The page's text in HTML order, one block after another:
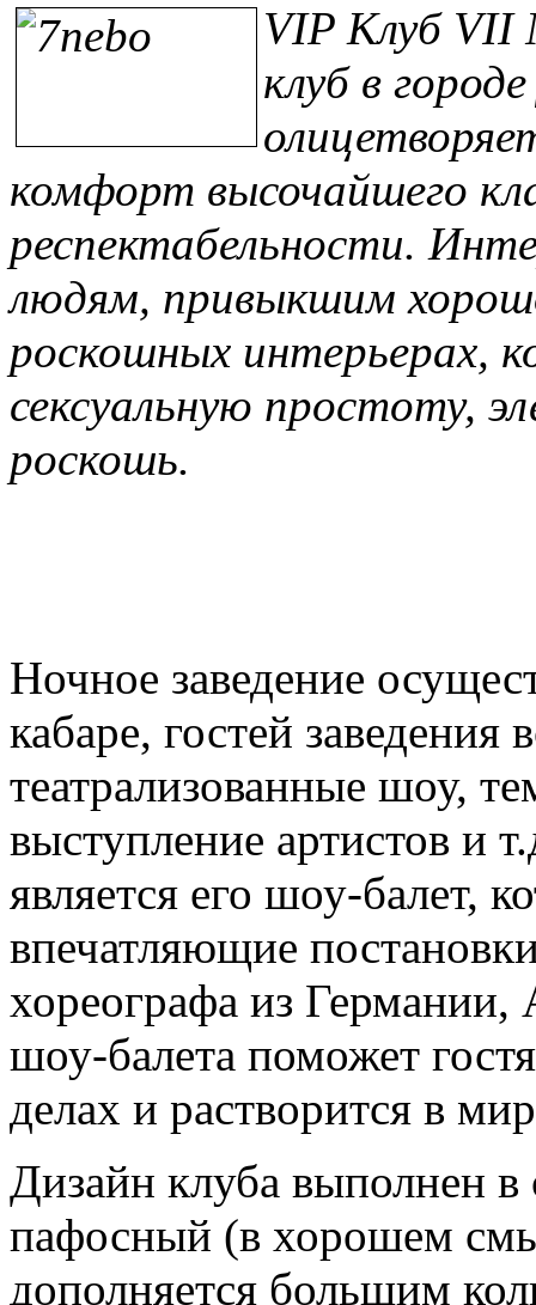
VIP Клуб VII
клуб в
комфорт высочайшего
респектабельности.
людям, привыкшим
роскошных интерьерах,
сексуальную простоту,
роскошь.
Ночное заведение
кабаре, гостей заведения
театрализованные шоу,
выступление артистов и
является его шоу-балет,
впечатляющие
хореографа из
шоу-балета поможет
делах и растворится в
Дизайн клуба выполнен в
пафосный (в хорошем
дополняется большим